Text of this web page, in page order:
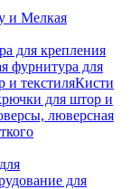
и Мелкая
для крепления
фурнитура для
и текстиляКисти
для штор и
люверсная
для